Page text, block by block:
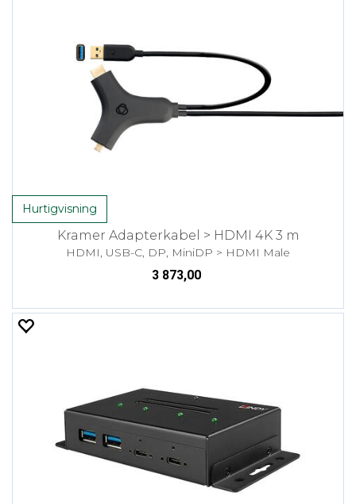
Hurtigvisning
Kramer Adapterkabel > HDMI 4K 3 m
HDMI, USB-C, DP, MiniDP > HDMI Male
3 873,00